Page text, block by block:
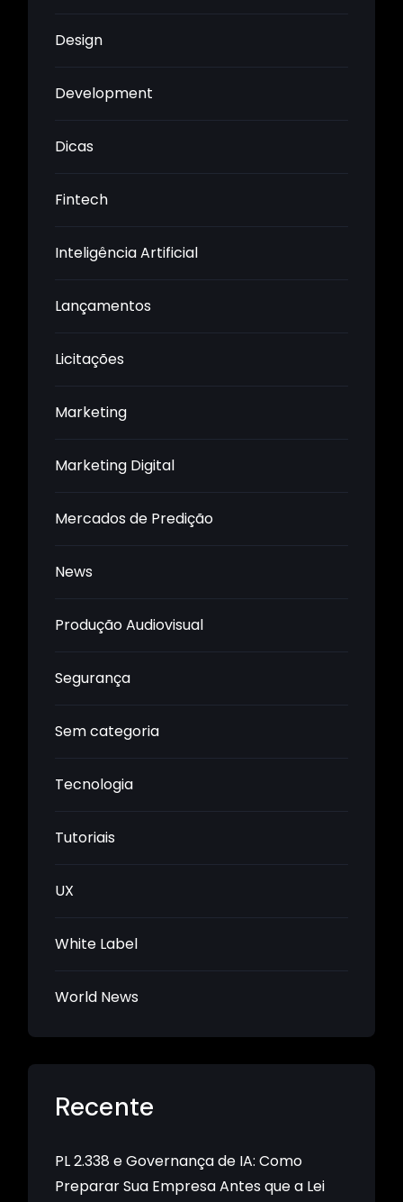
Design
Development
Dicas
Fintech
Inteligência Artificial
Lançamentos
Licitações
Marketing
Marketing Digital
Mercados de Predição
News
Produção Audiovisual
Segurança
Sem categoria
Tecnologia
Tutoriais
UX
White Label
World News
Recente
PL 2.338 e Governança de IA: Como
Preparar Sua Empresa Antes que a Lei